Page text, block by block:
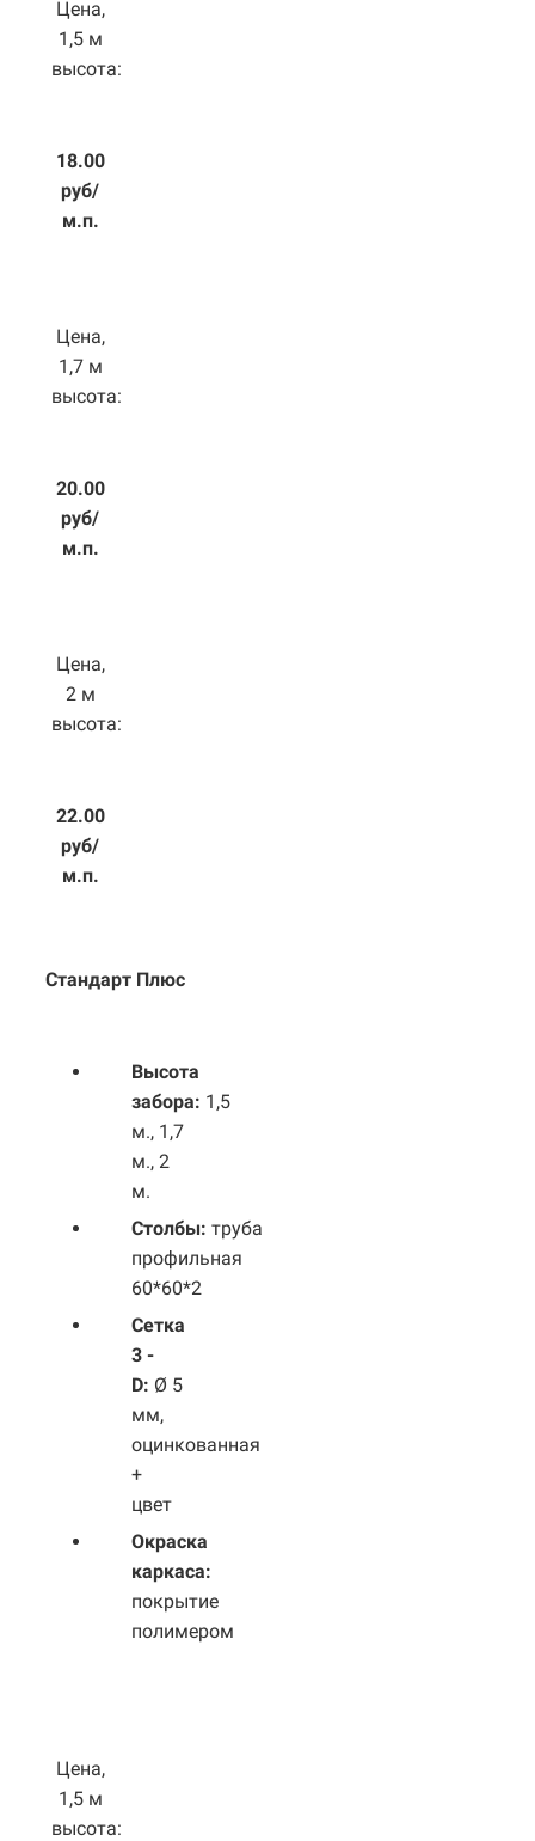
Цена,
1,5 м
высота:
18.00
руб/
м.п.
Цена,
1,7 м
высота:
20.00
руб/
м.п.
Цена,
2 м
высота:
22.00
руб/
м.п.
Стандарт Плюс
Высота
забора: 1,5
м., 1,7
м., 2
м.
Столбы: труба
профильная
60*60*2
Сетка
3 -
D: Ø 5
мм,
оцинкованная
+
цвет
Окраска
каркаса:
покрытие
полимером
Цена,
1,5 м
высота: